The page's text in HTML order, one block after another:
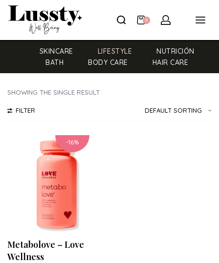
0
SKINCARE LIFESTYLE
NUTRICIÓN
BATH
BODY CARE HAIR CARE
SHOWING THE SINGLE RESULT
FILTER DEFAULT SORTING
-16%
Metabolove – Love
Wellness